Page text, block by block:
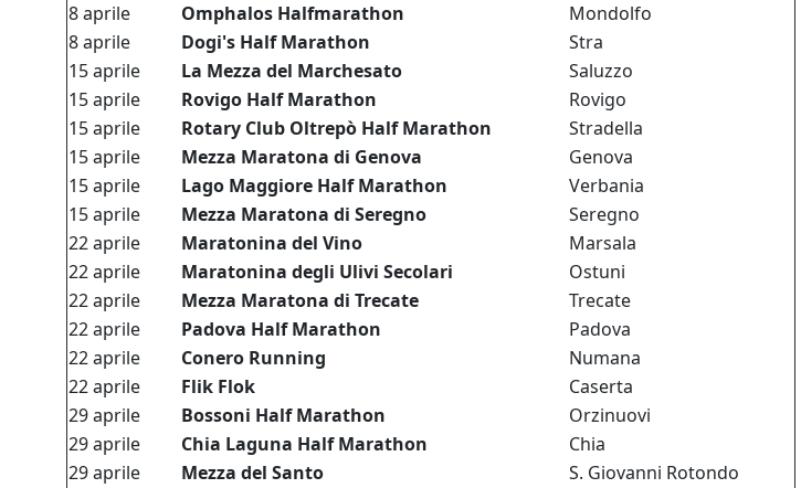
8 aprile
Omphalos Halfmarathon
Mondolfo
8 aprile
Dogi's Half Marathon
Stra
15 aprile
La Mezza del Marchesato
Saluzzo
15 aprile
Rovigo Half Marathon
Rovigo
15 aprile
Rotary Club Oltrepò Half Marathon
Stradella
15 aprile
Mezza Maratona di Genova
Genova
15 aprile
Lago Maggiore Half Marathon
Verbania
15 aprile
Mezza Maratona di Seregno
Seregno
22 aprile
Maratonina del Vino
Marsala
22 aprile
Maratonina degli Ulivi Secolari
Ostuni
22 aprile
Mezza Maratona di Trecate
Trecate
22 aprile
Padova Half Marathon
Padova
22 aprile
Conero Running
Numana
22 aprile
Flik Flok
Caserta
29 aprile
Bossoni Half Marathon
Orzinuovi
29 aprile
Chia Laguna Half Marathon
Chia
29 aprile
Mezza del Santo
S. Giovanni Rotondo